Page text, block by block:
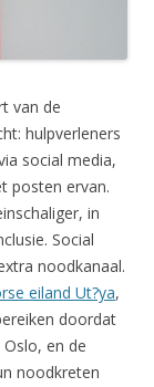
van de
hulpverleners
social media,
posten ervan.
in
Social
noodkanaal.
eiland Ut?ya,
doordat
en de
noodkreten